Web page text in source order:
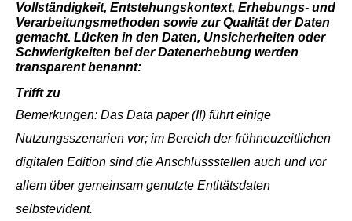
Vollständigkeit, Entstehungskontext, Erhebungs- und
Verarbeitungsmethoden sowie zur Qualität der Daten
gemacht. Lücken in den Daten, Unsicherheiten oder
Schwierigkeiten bei der Datenerhebung werden
transparent benannt:
Trifft zu
Bemerkungen: Das Data paper (II) führt einige
Nutzungsszenarien vor; im Bereich der frühneuzeitlichen
digitalen Edition sind die Anschlussstellen auch und vor
allem über gemeinsam genutzte Entitätsdaten
selbstevident.